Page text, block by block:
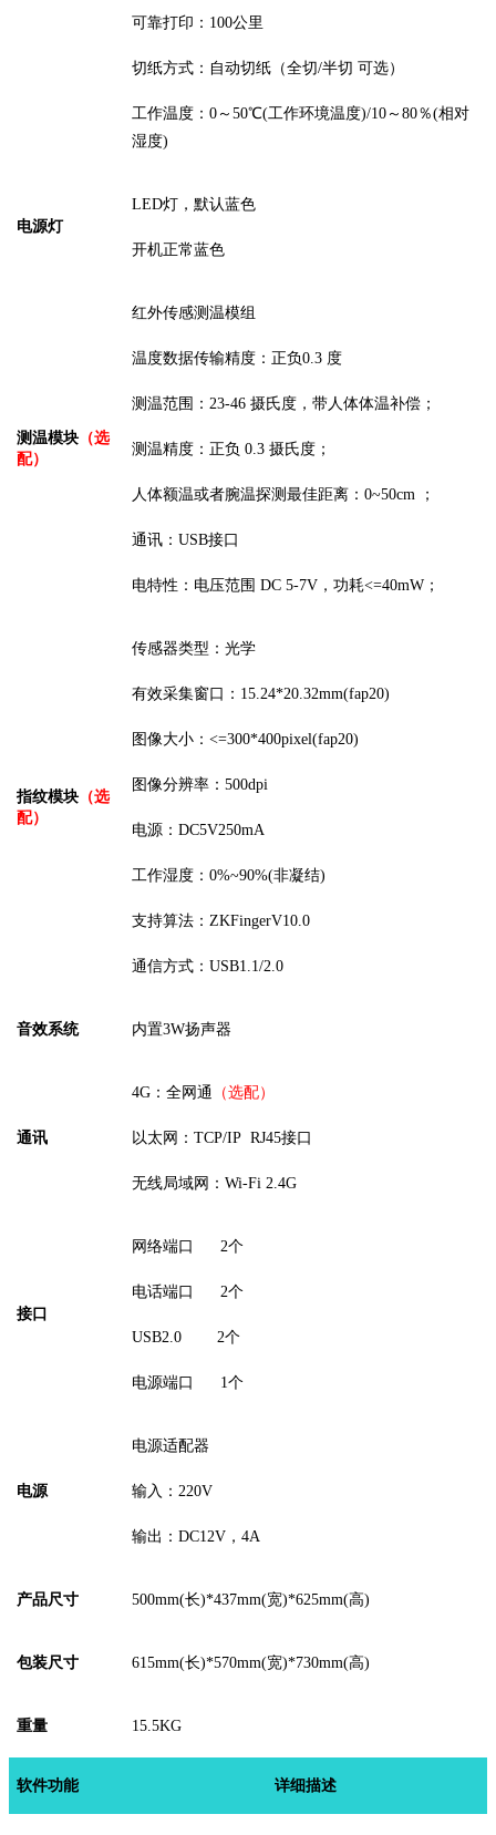
可靠打印： 100公里
切纸方式：自动切纸（全切/半切 可选）
工作温度： 0～50℃(工作环境温度)/10～80％(相对
湿度)
电源灯
LED灯，默认蓝色
开机正常蓝色
测温模块 （选
配）
红外传感测温模组
温度数据传输精度： 正负0.3 度
测温范围： 23-46 摄氏度，带人体体温补偿；
测温精度：正负 0.3 摄氏度；
人体额温或者腕温探测最佳距离： 0~50cm ；
通讯： USB接口
电特性：电压范围 DC 5-7V，功耗<=40mW；
指纹模块 （选
配）
传感器类型：光学
有效采集窗口： 15.24*20.32mm(fap20)
图像大小： <=300*400pixel(fap20)
图像分辨率： 500dpi
电源： DC5V250mA
工作湿度： 0%~90%(非凝结)
支持算法： ZKFingerV10.0
通信方式： USB1.1/2.0
音效系统 内置3W扬声器
通讯
4G：全网通 （选配）
以太网： TCP/IP RJ45接口
无线局域网： Wi-Fi 2.4G
接口
网络端口 2个
电话端口 2个
USB2.0 2个
电源端口 1个
电源
电源适配器
输入： 220V
输出： DC12V， 4A
产品尺寸 500mm(长)*437mm(宽)*625mm(高)
包装尺寸 615mm(长)*570mm(宽)*730mm(高)
重量 15.5KG
软件功能 详细描述